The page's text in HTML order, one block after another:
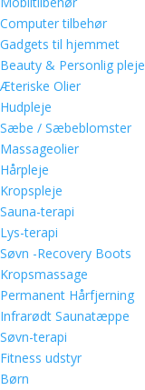
Computer tilbehør
Gadgets til hjemmet
Beauty & Personlig pleje
Æteriske Olier
Hudpleje
Sæbe / Sæbeblomster
Massageolier
Hårpleje
Kropspleje
Sauna-terapi
Lys-terapi
Søvn -Recovery Boots
Kropsmassage
Permanent Hårfjerning
Infrarødt Saunatæppe
Søvn-terapi
Fitness udstyr
Børn